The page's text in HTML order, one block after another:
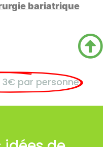
bariatrique
par personne